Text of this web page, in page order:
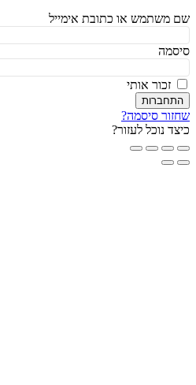
או כתובת אימייל
זכור אותי
סיסמה?
נוכל לעזור?